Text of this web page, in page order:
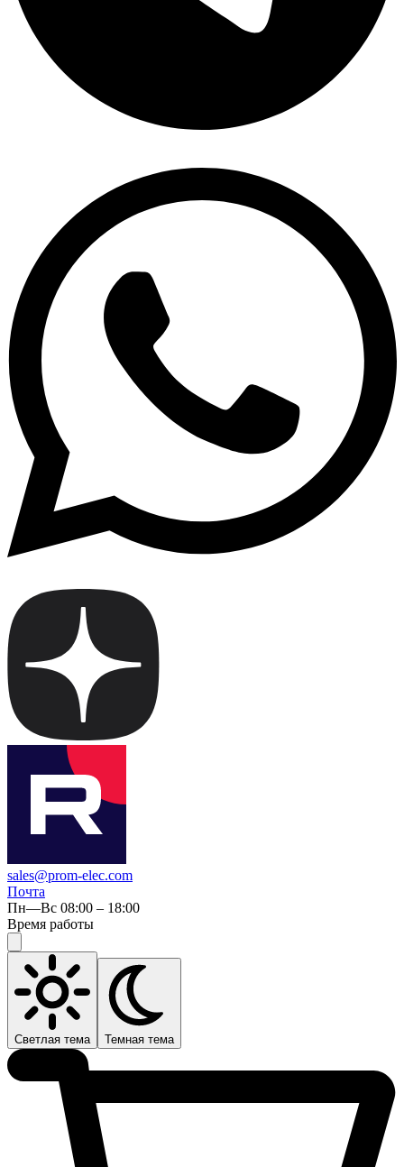
sales@prom-elec.com
Почта
Пн—Вс 08:00 – 18:00
Время работы
Светлая тема Темная тема